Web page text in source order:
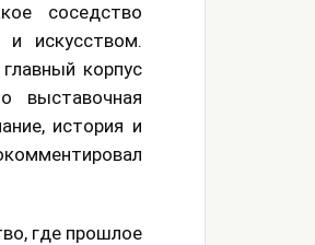
соседство
искусством.
корпус
выставочная
история и
где прошлое